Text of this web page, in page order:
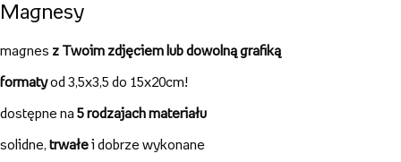
Magnesy
magnes z Twoim zdjęciem lub dowolną grafiką
formatyod 3,5x3,5 do 15x20cm!
dostępne na 5 rodzajach materiału
solidne, trwałei dobrze wykonane